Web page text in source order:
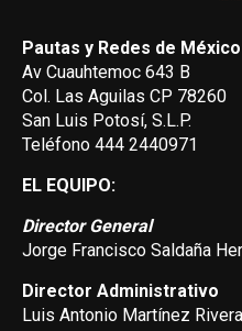
Pautas y Redes de México
Av Cuauhtemoc 643 B
Col. Las Aguilas CP 78260
San Luis Potosí, S.L.P.
Teléfono 444 2440971
EL EQUIPO:
Director General
Jorge Francisco Saldaña
Director Administrativo
Luis Antonio Martínez Rivera